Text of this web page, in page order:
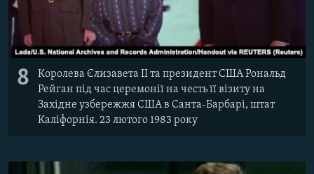
8
Королева Єлизавета II та президент США Рональд
Рейган під час церемонії на честь її візиту на
Західне узбережжя США в Санта-Барбарі, штат
Каліфорнія. 23 лютого 1983 року